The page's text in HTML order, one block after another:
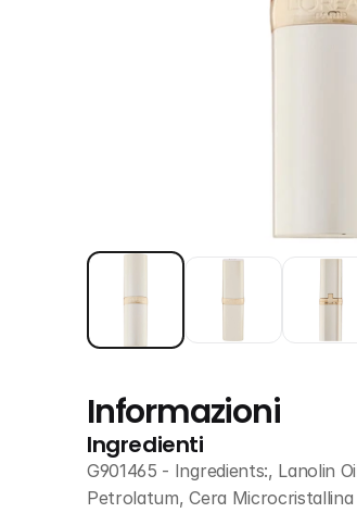
Informazioni
Ingredienti
G901465 - Ingredients:, Lanolin
Petrolatum, Cera